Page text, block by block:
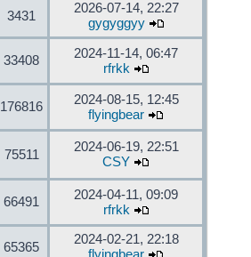
3431
2026-07-14, 22:27
gygyggyy
33408
2024-11-14, 06:47
rfrkk
176816
2024-08-15, 12:45
flyingbear
75511
2024-06-19, 22:51
CSY
66491
2024-04-11, 09:09
rfrkk
65365
2024-02-21, 22:18